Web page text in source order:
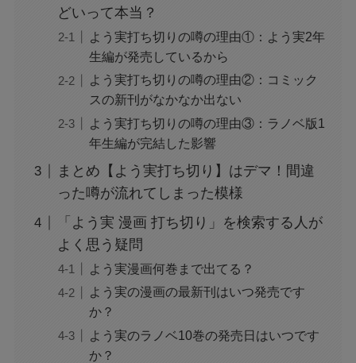
どいって本当？
よう実打ち切りの噂の理由①：よう実2年
生編が発売しているから
よう実打ち切りの噂の理由②：コミック
スの新刊がなかなか出ない
よう実打ち切りの噂の理由③：ラノベ版1
年生編が完結した影響
まとめ【よう実打ち切り】はデマ！間違
った噂が流れてしまった模様
「よう実 漫画 打ち切り」を検索する人が
よく思う疑問
よう実漫画何巻まで出てる？
よう実の漫画の最新刊はいつ発売です
か？
よう実のラノベ10巻の発売日はいつです
か？